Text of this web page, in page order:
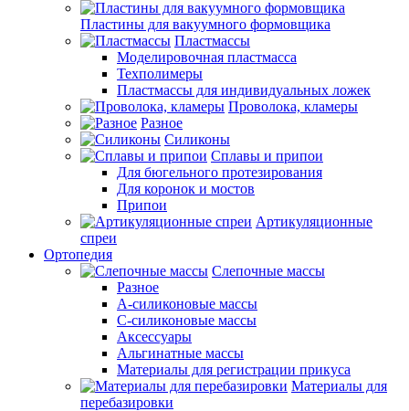
Пластины для вакуумного формовщика
Пластмассы
Моделировочная пластмасса
Техполимеры
Пластмассы для индивидуальных ложек
Проволока, кламеры
Разное
Силиконы
Сплавы и припои
Для бюгельного протезирования
Для коронок и мостов
Припои
Артикуляционные
спреи
Ортопедия
Слепочные массы
Разное
А-силиконовые массы
С-силиконовые массы
Аксессуары
Альгинатные массы
Материалы для регистрации прикуса
Материалы для
перебазировки